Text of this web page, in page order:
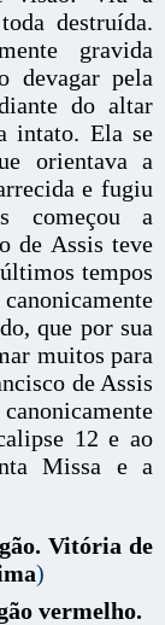
destruída.
gravida
devagar pela
do altar
intato. Ela se
orientava a
e fugiu
começou a
de Assis teve
tempos
que por sua
muitos para
de Assis
12 e ao
Missa e a
Vitória de
)
vermelho.